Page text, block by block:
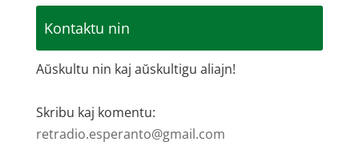
Kontaktu nin
Aŭskultu nin kaj aŭskultigu aliajn!
Skribu kaj komentu:
retradio.esperanto@gmail.com